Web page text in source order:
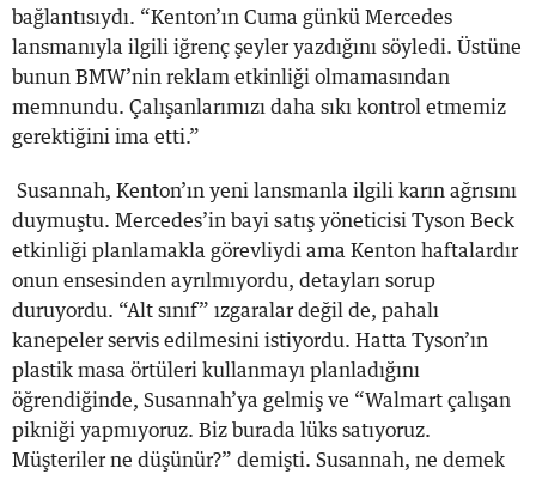
bağlantısıydı. “Kenton’ın Cuma günkü Mercedes
lansmanıyla ilgili iğrenç şeyler yazdığını söyledi. Üstüne
bunun BMW’nin reklam etkinliği olmamasından
memnundu. Çalışanlarımızı daha sıkı kontrol etmemiz
gerektiğini ima etti.”
Susannah, Kenton’ın yeni lansmanla ilgili karın ağrısını
duymuştu. Mercedes’in bayi satış yöneticisi Tyson Beck
etkinliği planlamakla görevliydi ama Kenton haftalardır
onun ensesinden ayrılmıyordu, detayları sorup
duruyordu. “Alt sınıf” ızgaralar değil de, pahalı
kanepeler servis edilmesini istiyordu. Hatta Tyson’ın
plastik masa örtüleri kullanmayı planladığını
öğrendiğinde, Susannah’ya gelmiş ve “Walmart çalışan
pikniği yapmıyoruz. Biz burada lüks satıyoruz.
Müşteriler ne düşünür?” demişti. Susannah, ne demek